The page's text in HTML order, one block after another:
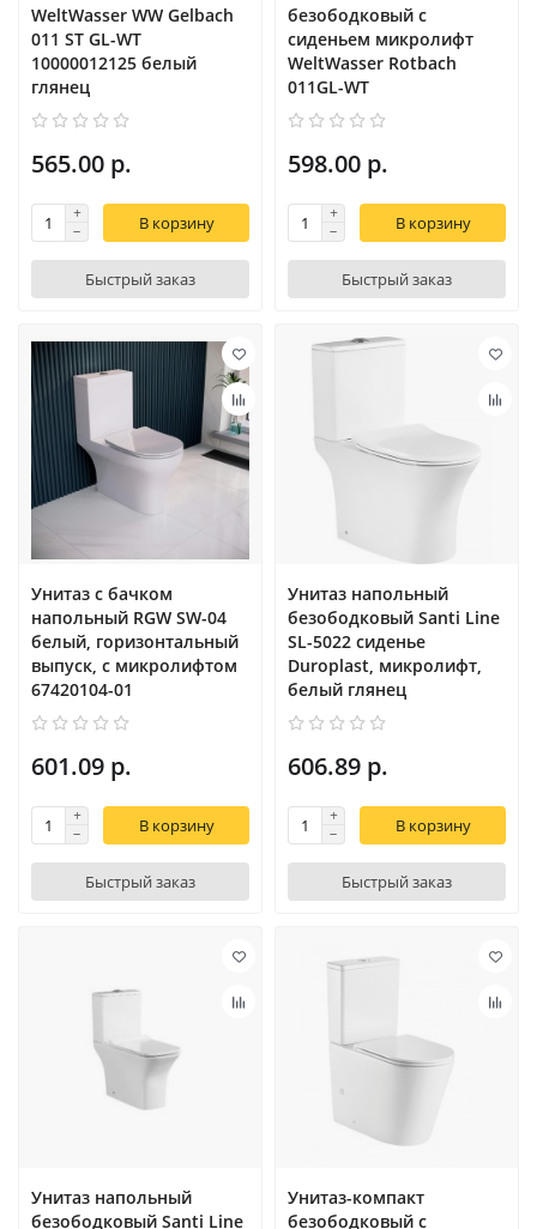
WeltWasser WW Gelbach
011 ST GL-WT
10000012125 белый
глянец
565.00 р.
В корзину
Быстрый заказ
безободковый с
сиденьем микролифт
WeltWasser Rotbach
011GL-WT
598.00 р.
В корзину
Быстрый заказ
Унитаз с бачком
напольный RGW SW-04
белый, горизонтальный
выпуск, с микролифтом
67420104-01
601.09 р.
В корзину
Быстрый заказ
Унитаз напольный
безободковый Santi Line
SL-5022 сиденье
Duroplast, микролифт,
белый глянец
606.89 р.
В корзину
Быстрый заказ
Унитаз напольный
безободковый Santi Line
Унитаз-компакт
безободковый с